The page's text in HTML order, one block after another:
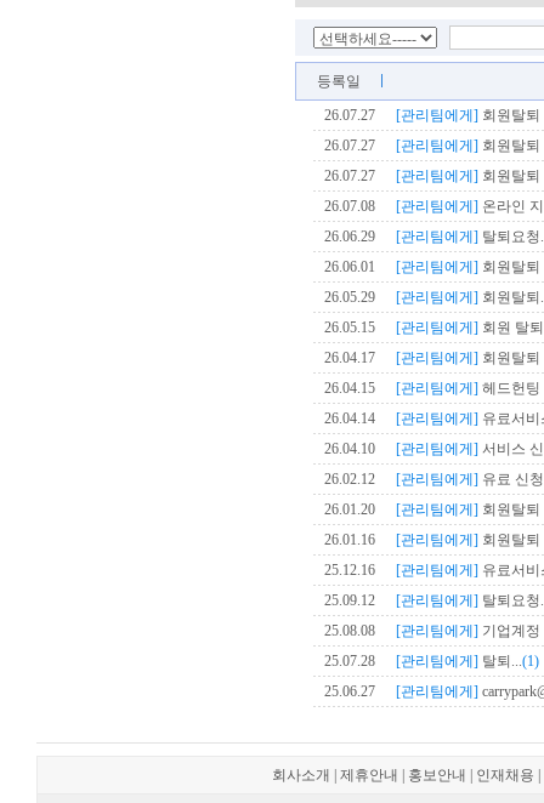
등록일
26.07.27
[관리팀에게] 회원탈퇴
26.07.27
[관리팀에게] 회원탈퇴
26.07.27
[관리팀에게] 회원탈퇴
26.07.08
[관리팀에게] 온라인
26.06.29
[관리팀에게] 탈퇴요청
26.06.01
[관리팀에게] 회원탈
26.05.29
[관리팀에게] 회원탈퇴
26.05.15
[관리팀에게] 회원 탈
26.04.17
[관리팀에게] 회원탈퇴
26.04.15
[관리팀에게] 헤드헌팅
26.04.14
[관리팀에게] 유료서비
26.04.10
[관리팀에게] 서비스
26.02.12
[관리팀에게] 유료 신
26.01.20
[관리팀에게] 회원탈퇴
26.01.16
[관리팀에게] 회원탈퇴
25.12.16
[관리팀에게] 유료서
25.09.12
[관리팀에게] 탈퇴요청
25.08.08
[관리팀에게] 기업계정
25.07.28
[관리팀에게] 탈퇴...(1)
25.06.27
[관리팀에게]
회사소개 제휴안내 홍보안내 인재채용